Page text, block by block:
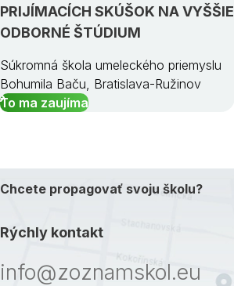
PRIJÍMACÍCH SKÚŠOK NA VYŠŠIE
ODBORNÉ ŠTÚDIUM
Súkromná škola umeleckého priemyslu
Bohumila Baču, Bratislava-Ružinov
To ma zaujíma
Chcete propagovať svoju školu?
Rýchly kontakt
info@zoznamskol.eu